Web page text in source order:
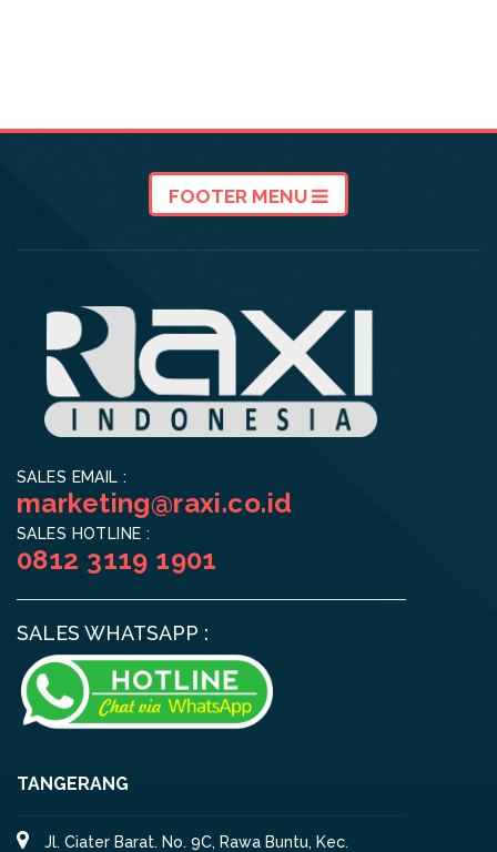
FOOTER MENU
SALES EMAIL :
marketing@raxi.co.id
SALES HOTLINE :
0812 3119 1901
SALES WHATSAPP :
TANGERANG
Jl. Ciater Barat. No. 9C, Rawa Buntu, Kec.